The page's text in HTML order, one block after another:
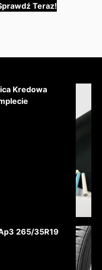
Teraz!
Kredowa
265/35R19